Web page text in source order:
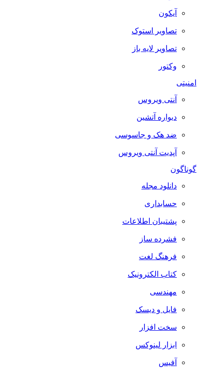
آیکون
تصاویر استوک
تصاویر لایه باز
وکتور
آنتی ویروس
دیواره آتشین
ضد هک و جاسوسی
آپدیت آنتی ویروس
گوناگون
دانلود مجله
حسابداری
پشتیبان اطلاعات
فشرده ساز
فرهنگ لغت
کتاب الکترونیک
مهندسی
فایل و دیسک
سخت افزار
ابزار لینوکس
آفیس